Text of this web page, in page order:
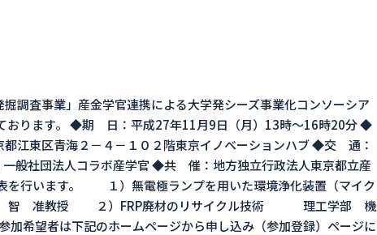
調査事業」産金学官連携による大学発シーズ事業化コンソーシア
おります。 ◆期 日：平成27年11月9日（月）13時～16時20分 ◆
青海２－４－１０２階東京イノベーションハブ ◆交 通：
般社団法人コラボ産学官 ◆共 催：地方独立行政法人東京都立産
を行います。 １）無電極ランプを用いた環境浄化装置（マイク
智 准教授 ２）FRP廃材のリサイクル技術 理工学部 機
望者は下記のホームページから申し込み（参加登録）ページに